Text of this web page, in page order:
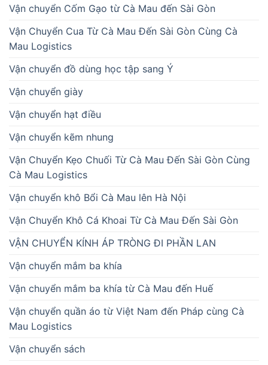
Vận chuyển Cốm Gạo từ Cà Mau đến Sài Gòn
Vận Chuyển Cua Từ Cà Mau Đến Sài Gòn Cùng Cà
Mau Logistics
Vận chuyển đồ dùng học tập sang Ý
Vận chuyển giày
Vận chuyển hạt điều
Vận chuyển kẽm nhung
Vận Chuyển Kẹo Chuối Từ Cà Mau Đến Sài Gòn Cùng
Cà Mau Logistics
Vận chuyển khô Bổi Cà Mau lên Hà Nội
Vận Chuyển Khô Cá Khoai Từ Cà Mau Đến Sài Gòn
VẬN CHUYỂN KÍNH ÁP TRÒNG ĐI PHẦN LAN
Vận chuyển mắm ba khía
Vận chuyển mắm ba khía từ Cà Mau đến Huế
Vận chuyển quần áo từ Việt Nam đến Pháp cùng Cà
Mau Logistics
Vận chuyển sách